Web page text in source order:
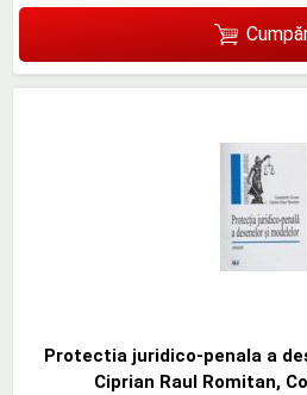
Protectia juridico-penala a
Ciprian Raul Romitan,